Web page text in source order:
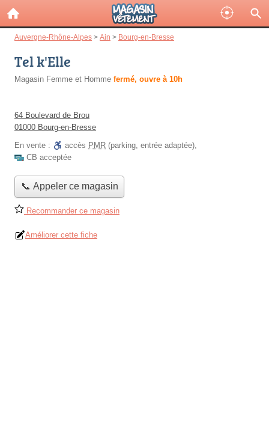
Auvergne-Rhône-Alpes > Ain > Bourg-en-Bresse
Tel k'Elle
Magasin Femme et Homme fermé, ouvre à 10h
64 Boulevard de Brou
01000 Bourg-en-Bresse
En vente :
accès PMR (parking, entrée adaptée),
CB acceptée
📞 Appeler ce magasin
Recommander ce magasin
Améliorer cette fiche